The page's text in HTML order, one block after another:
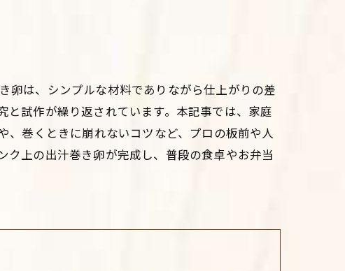
は、シンプルな材料でありながら仕上がりの差
試作が繰り返されています。本記事では、家庭
、巻くときに崩れないコツなど、プロの板前や人
上の出汁巻き卵が完成し、普段の食卓やお弁当